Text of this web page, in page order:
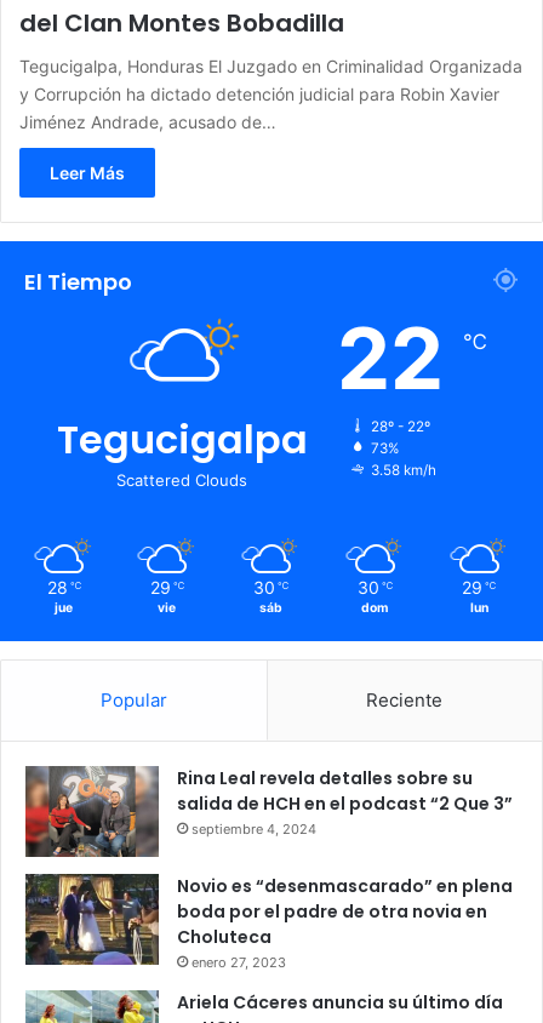
del Clan Montes Bobadilla
Tegucigalpa, Honduras El Juzgado en Criminalidad Organizada
y Corrupción ha dictado detención judicial para Robin Xavier
Jiménez Andrade, acusado de…
Leer Más
El Tiempo
Tegucigalpa
Scattered Clouds
22 ℃
28º - 22º
73%
3.58 km/h
28 ℃
jue
29 ℃
vie
30 ℃
sáb
30 ℃
dom
29 ℃
lun
Popular Reciente
Rina Leal revela detalles sobre su
salida de HCH en el podcast “2 Que 3”
septiembre 4, 2024
Novio es “desenmascarado” en plena
boda por el padre de otra novia en
Choluteca
enero 27, 2023
Ariela Cáceres anuncia su último día